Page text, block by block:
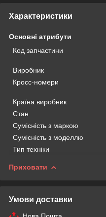
Характеристики
Основні атрибути
Код запчастини
Виробник
Кросс-номери
Країна виробник
Стан
Сумісність з маркою
Сумісність з моделлю
Тип техніки
Приховати
Умови доставки